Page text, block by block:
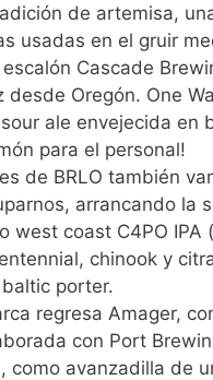
de artemisa,
usadas en el gruir
Cascade
Oregón. One
ale envejecida en
para el personal!
de BRLO también
arrancando la
west coast C4PO IPA
chinook y
porter.
regresa Amager,
con Port
como avanzadilla de